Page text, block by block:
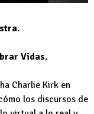
Vidas.
Charlie Kirk en
los discursos de